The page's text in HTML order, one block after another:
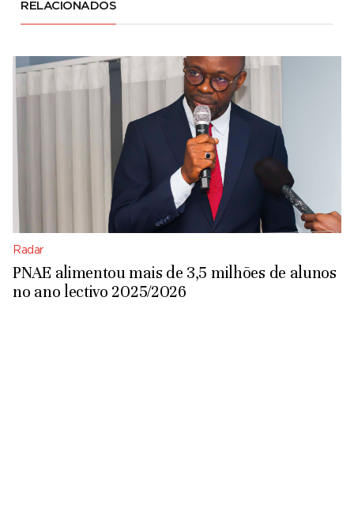
RELACIONADOS
Radar
PNAE alimentou mais de 3,5 milhões de alunos
no ano lectivo 2025/2026